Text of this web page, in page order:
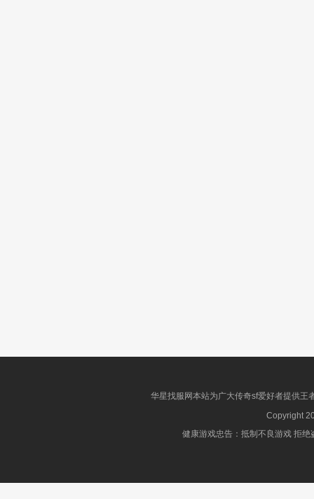
华星找服网本站为广大传奇sf爱好者提供王
Copyright
健康游戏忠告：抵制不良游戏 拒